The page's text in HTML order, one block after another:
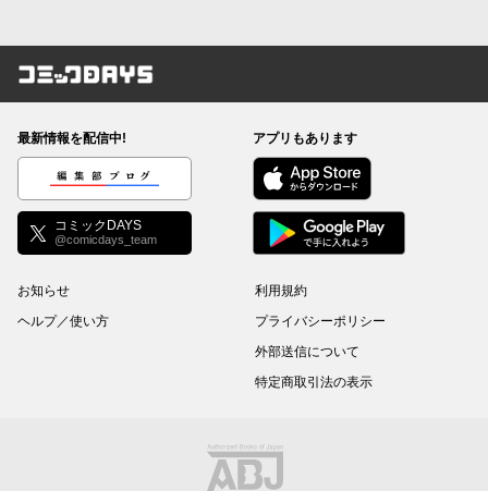
コミックDAYS
最新情報を配信中!
編集部ブログ
コミックDAYS
@comicdays_team
アプリもあります
お知らせ
ヘルプ／使い方
利用規約
プライバシーポリシー
外部送信について
特定商取引法の表示